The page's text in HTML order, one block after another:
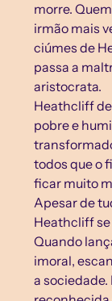
morre.
irmão mais
ciúmes de
passa a
aristocrata.
Heathcliff
pobre e
todos que o
ficar muito
Apesar de
Heathcliff
Quando
imoral,
a sociedade.